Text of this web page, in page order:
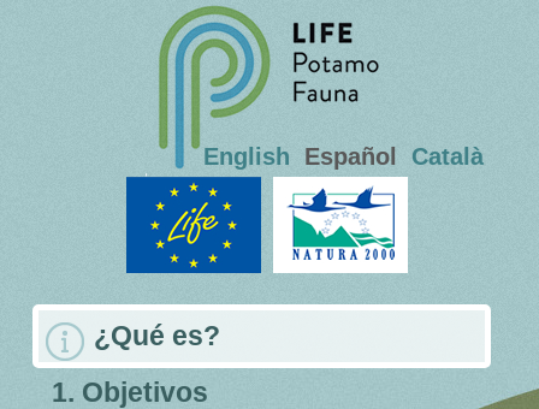
Català
Español
English
¿Qué es?
1. Objetivos